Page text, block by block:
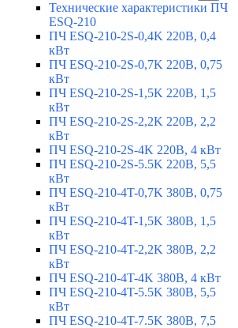
Технические характеристики ПЧ
ESQ-210
ПЧ ESQ-210-2S-0,4K 220В, 0,4
кВт
ПЧ ESQ-210-2S-0,7K 220В, 0,75
кВт
ПЧ ESQ-210-2S-1,5K 220В, 1,5
кВт
ПЧ ESQ-210-2S-2,2K 220В, 2,2
кВт
ПЧ ESQ-210-2S-4K 220В, 4 кВт
ПЧ ESQ-210-2S-5.5K 220В, 5,5
кВт
ПЧ ESQ-210-4T-0,7K 380В, 0,75
кВт
ПЧ ESQ-210-4T-1,5K 380В, 1,5
кВт
ПЧ ESQ-210-4T-2,2K 380В, 2,2
кВт
ПЧ ESQ-210-4T-4K 380В, 4 кВт
ПЧ ESQ-210-4T-5.5K 380В, 5,5
кВт
ПЧ ESQ-210-4T-7.5K 380В, 7,5